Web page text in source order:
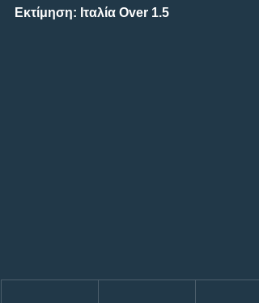
Εκτίμηση: Iταλία Over 1.5